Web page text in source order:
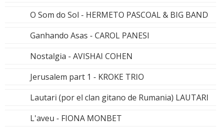
O Som do Sol - HERMETO PASCOAL & BIG BAND
Ganhando Asas - CAROL PANESI
Nostalgia - AVISHAI COHEN
Jerusalem part 1 - KROKE TRIO
Lautari (por el clan gitano de Rumania) LAUTARI
L'aveu - FIONA MONBET